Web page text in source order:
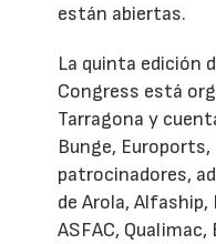
están abiertas.
La quinta edición
Congress está
Tarragona y
Bunge,
patrocinadores,
de Arola, Alfaship,
ASFAC,